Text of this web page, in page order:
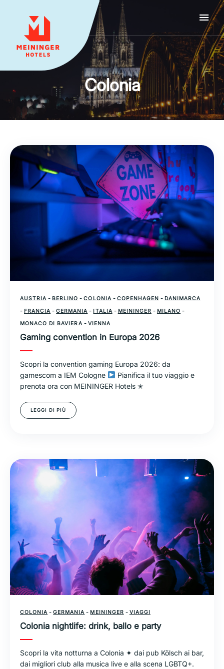
MEININGER HOTELSColonia
AUSTRIA - BERLINO -COLONIA - COPENHAGEN - DANIMARCA
- FRANCIA -GERMANIA - ITALIA - MEININGER - MILANO -
MONACO DI BAVIERA - VIENNA
Gaming convention in Europa 2026
Scopri la convention gaming Europa 2026: da
gamescom a IEM Cologne
Pianifica il tuo viaggio e
prenota ora con MEININGER Hotels ✭
LEGGI DI PIÙ
COLONIA -GERMANIA - MEININGER - VIAGGI
Colonia nightlife: drink, ballo e party
Scopri la vita notturna a Colonia ✦ dai pub Kölsch ai bar,
dai migliori club alla musica live e alla scena LGBTQ+.